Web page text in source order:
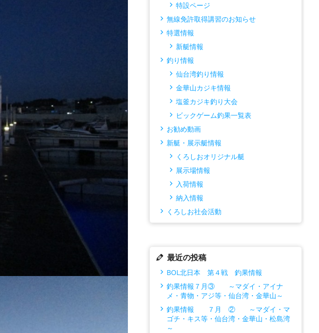
特設ページ
無線免許取得講習のお知らせ
特選情報
新艇情報
釣り情報
仙台湾釣り情報
金華山カジキ情報
塩釜カジキ釣り大会
ビックゲーム釣果一覧表
お勧め動画
新艇・展示艇情報
くろしおオリジナル艇
展示場情報
入荷情報
納入情報
くろしお社会活動
最近の投稿
BOL北日本 第４戦 釣果情報
釣果情報７月③ ～マダイ・アイナ
メ・青物・アジ等・仙台湾・金華山～
釣果情報 ７月 ② ～マダイ・マ
ゴチ・キス等・仙台湾・金華山・松島湾
～